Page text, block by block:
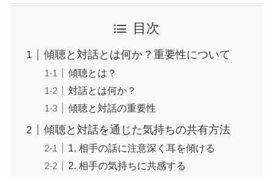
目次
傾聴と対話とは何か？重要性について
傾聴とは？
対話とは何か？
傾聴と対話の重要性
傾聴と対話を通じた気持ちの共有方法
1. 相手の話に注意深く耳を傾ける
2. 相手の気持ちに共感する